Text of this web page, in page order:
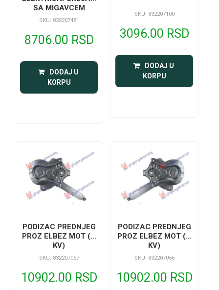
SA MIGAVCEM
(KONVE
SKU: 832207481
8706.00 RSD
DODAJ U
KORPU
SKU: 832207100
3096.00 RSD
DODAJ U
KORPU
PODIZAC PREDNJEG
PROZ ELBEZ MOT (A
KV)
SKU: 832207057
10902.00 RSD
PODIZAC PREDNJEG
PROZ ELBEZ MOT (A
KV)
SKU: 832207056
10902.00 RSD